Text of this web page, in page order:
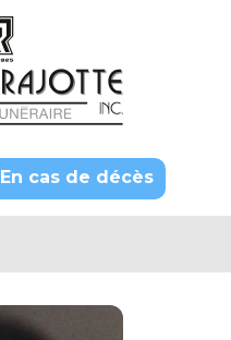
En cas de décès